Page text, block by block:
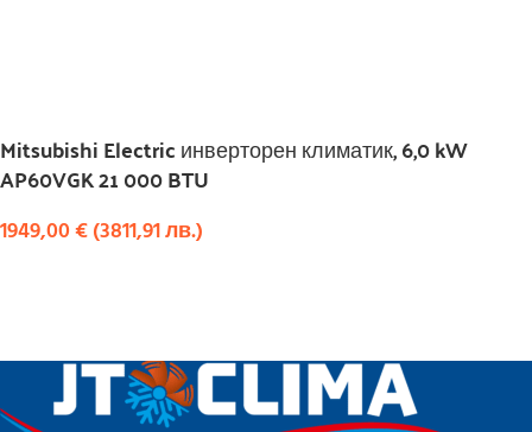
Mitsubishi Electric инверторен климатик, 6,0 kW
AP60VGK 21 000 BTU
1949,00€(3811,91лв.)